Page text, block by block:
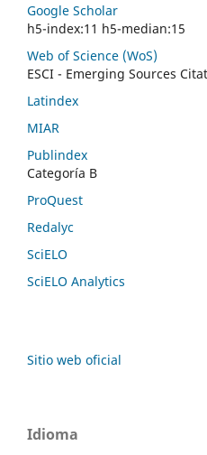
Google Scholar
h5-index:11 h5-median:15
Web of Science (WoS)
ESCI - Emerging Sources
Latindex
MIAR
Publindex
Categoría B
ProQuest
Redalyc
SciELO
SciELO Analytics
Sitio web oficial
Idioma